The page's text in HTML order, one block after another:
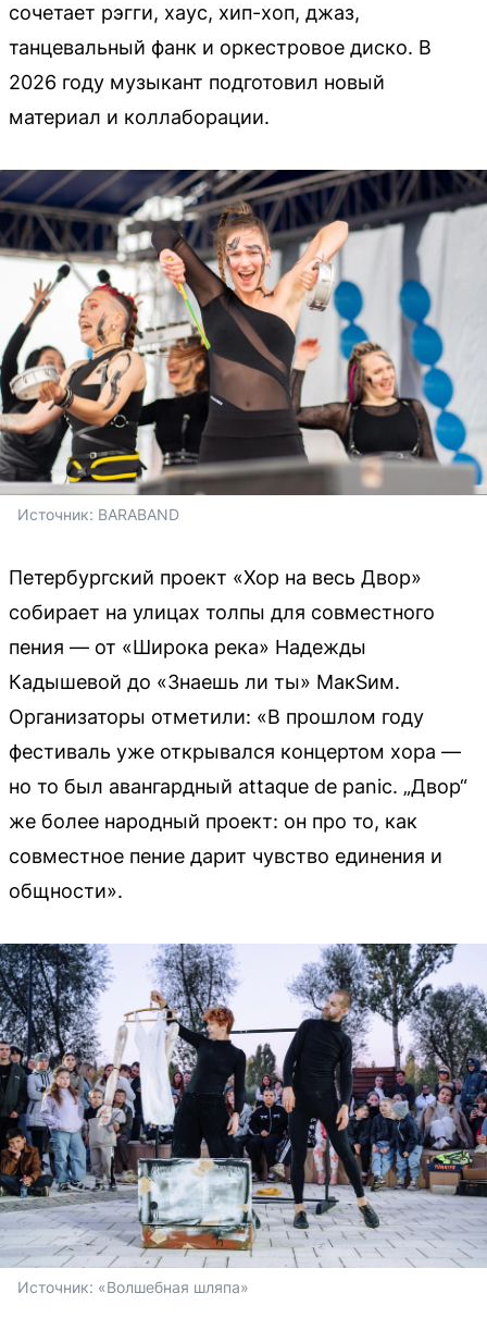
сочетает рэгги, хаус, хип-хоп, джаз,
танцевальный фанк и оркестровое диско. В
2026 году музыкант подготовил новый
материал и коллаборации.
Источник: BARABAND
Петербургский проект «Хор на весь Двор»
собирает на улицах толпы для совместного
пения — от «Широка река» Надежды
Кадышевой до «Знаешь ли ты» МакSим.
Организаторы отметили: «В прошлом году
фестиваль уже открывался концертом хора —
но то был авангардный attaque de panic. „Двор“
же более народный проект: он про то, как
совместное пение дарит чувство единения и
общности».
Источник: «Волшебная шляпа»